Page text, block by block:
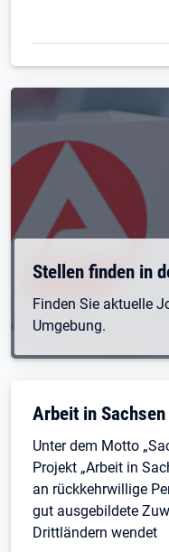
Öffnet in neuem
Stellen finden in
Finden Sie aktuelle
Umgebung.
Arbeit in Sachsen
Unter dem Motto
Projekt „Arbeit in
an rückkehrwillige
gut ausgebildete
Drittländern wendet